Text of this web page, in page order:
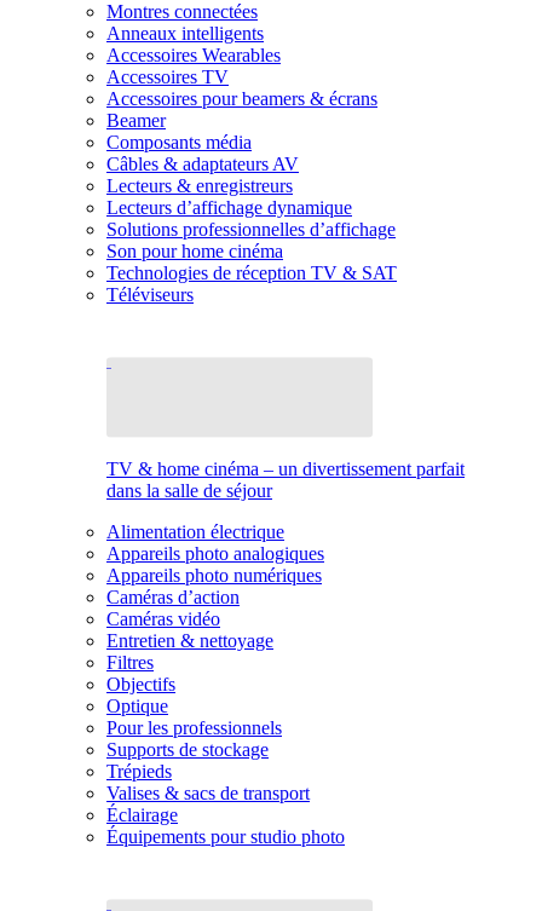
Montres connectées
Anneaux intelligents
Accessoires Wearables
Accessoires TV
Accessoires pour beamers & écrans
Beamer
Composants média
Câbles & adaptateurs AV
Lecteurs & enregistreurs
Lecteurs d’affichage dynamique
Solutions professionnelles d’affichage
Son pour home cinéma
Technologies de réception TV & SAT
Téléviseurs
TV & home cinéma – un divertissement parfait
dans la salle de séjour
Alimentation électrique
Appareils photo analogiques
Appareils photo numériques
Caméras d’action
Caméras vidéo
Entretien & nettoyage
Filtres
Objectifs
Optique
Pour les professionnels
Supports de stockage
Trépieds
Valises & sacs de transport
Éclairage
Équipements pour studio photo